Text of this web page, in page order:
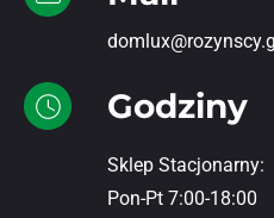
Godziny
Sklep Stacjonarny:
Pon-Pt 7:00-18:00